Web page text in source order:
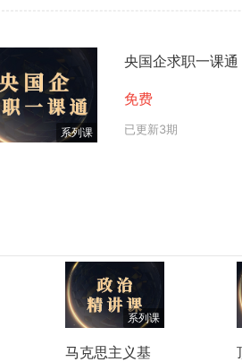
系列课
央国企求职一课通
免费
已更新3期
系列课
马克思主义基